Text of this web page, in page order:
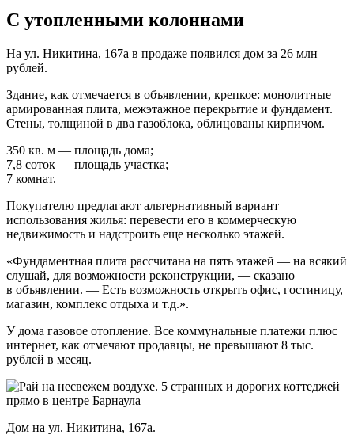
С утопленными колоннами
На ул. Никитина, 167а в продаже появился дом за 26 млн
рублей.
Здание, как отмечается в объявлении, крепкое: монолитные
армированная плита, межэтажное перекрытие и фундамент.
Стены, толщиной в два газоблока, облицованы кирпичом.
350 кв. м — площадь дома;
7,8 соток — площадь участка;
7 комнат.
Покупателю предлагают альтернативный вариант
использования жилья: перевести его в коммерческую
недвижимость и надстроить еще несколько этажей.
«Фундаментная плита рассчитана на пять этажей — на всякий
слушай, для возможности реконструкции, — сказано
в объявлении. — Есть возможность открыть офис, гостиницу,
магазин, комплекс отдыха и т.д.».
У дома газовое отопление. Все коммунальные платежи плюс
интернет, как отмечают продавцы, не превышают 8 тыс.
рублей в месяц.
Дом на ул. Никитина, 167а.